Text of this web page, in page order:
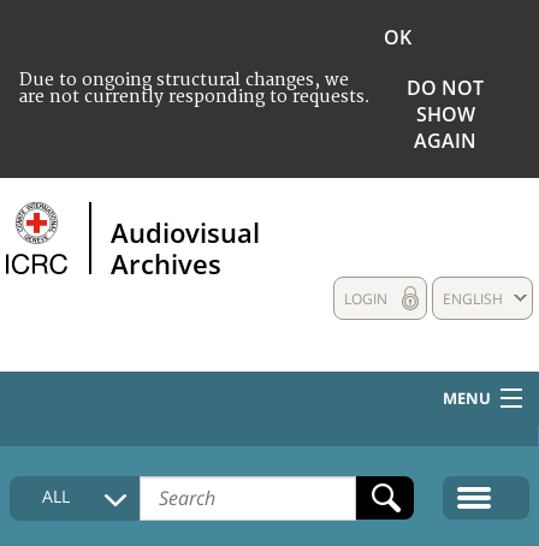
Due to ongoing structural changes, we
are not currently responding to requests.
OK
DO NOT
SHOW
AGAIN
Audiovisual
Archives
ENGLISH
LOGIN
MENU
HOME
COLLECTIONS DESCRIPTION
ALL